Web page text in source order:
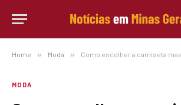
Home » Moda » Como escolher a camiseta
MODA